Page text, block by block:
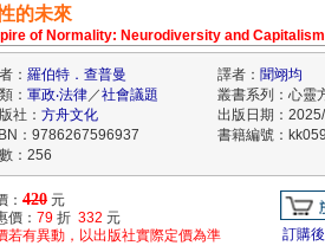
的未來
of Normality: Neurodiversity and Capitalism
： 羅伯特．查普曼 譯者： 聞翊均
： 軍政‧法律／社會議題
叢書系列：心靈
社： 方舟文化
出版日期：
：9786267596937
書籍編號：
：256
： 420 元
價： 79 折 332 元
若有異動，以出版社實際定價為準
訂購